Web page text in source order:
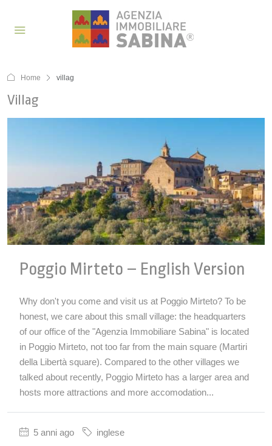
Home villag
Villag
Poggio Mirteto – English Version
Why don't you come and visit us at Poggio Mirteto? To be
honest, we care about this small village: the headquarters
of our office of the "Agenzia Immobiliare Sabina" is located
in Poggio Mirteto, not too far from the main square (Martiri
della Libertà square). Compared to the other villages we
talked about recently, Poggio Mirteto has a larger area and
hosts more attractions and more accomodation...
5 anni ago inglese